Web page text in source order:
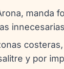
manda
y por